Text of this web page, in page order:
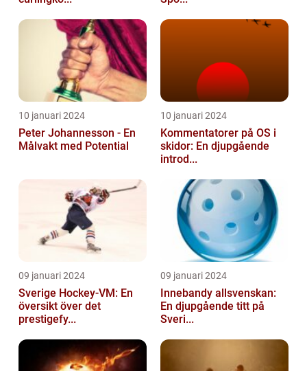
10 januari 2024
Peter Johannesson - En
Målvakt med Potential
10 januari 2024
Kommentatorer på OS i
skidor: En djupgående
introd...
09 januari 2024
Sverige Hockey-VM: En
översikt över det
prestigefy...
09 januari 2024
Innebandy allsvenskan:
En djupgående titt på
Sveri...